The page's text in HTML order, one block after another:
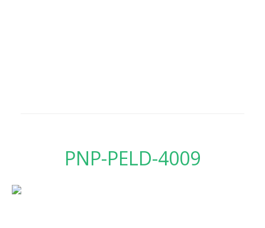
PNP-PELD-4009